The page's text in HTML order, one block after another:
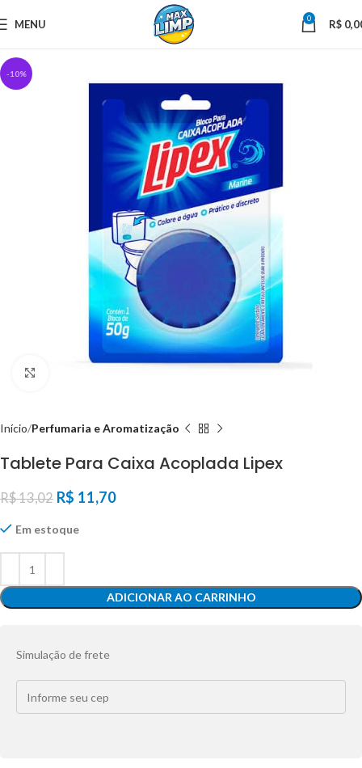
MENU 0 R$
-10%
Início Perfumaria e Aromatização
Tablete Para Caixa Acoplada Lipex
R$13,02 R$ 11,70
Em estoque
ADICIONAR AO CARRINHO
Simulação de frete